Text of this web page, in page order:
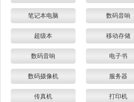
笔记本电脑 数码音响
超级本 移动存储
数码音响 电子书
数码摄像机 服务器
传真机 打印机